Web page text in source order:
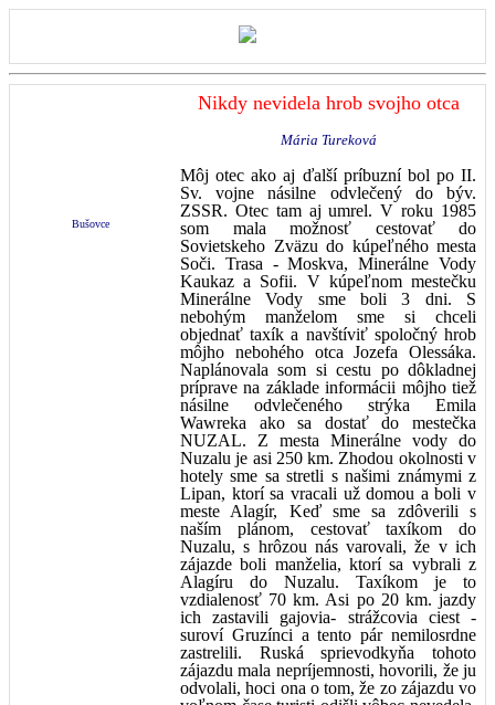
Bušovce
Nikdy nevidela hrob svojho otca
Mária Tureková
Môj otec ako aj ďalší príbuzní bol po II.
Sv. vojne násilne odvlečený do býv.
ZSSR. Otec tam aj umrel. V roku 1985
som mala možnosť cestovať do
Sovietskeho Zväzu do kúpeľného mesta
Soči. Trasa - Moskva, Minerálne Vody
Kaukaz a Sofii. V kúpeľnom mestečku
Minerálne Vody sme boli 3 dni. S
nebohým manželom sme si chceli
objednať taxík a navštíviť spoločný hrob
môjho nebohého otca Jozefa Olessáka.
Naplánovala som si cestu po dôkladnej
príprave na základe informácii môjho tiež
násilne odvlečeného strýka Emila
Wawreka ako sa dostať do mestečka
NUZAL. Z mesta Minerálne vody do
Nuzalu je asi 250 km. Zhodou okolnosti v
hotely sme sa stretli s našimi známymi z
Lipan, ktorí sa vracali už domou a boli v
meste Alagír, Keď sme sa zdôverili s
naším plánom, cestovať taxíkom do
Nuzalu, s hrôzou nás varovali, že v ich
zájazde boli manželia, ktorí sa vybrali z
Alagíru do Nuzalu. Taxíkom je to
vzdialenosť 70 km. Asi po 20 km. jazdy
ich zastavili gajovia- strážcovia ciest -
suroví Gruzínci a tento pár nemilosrdne
zastrelili. Ruská sprievodkyňa tohoto
zájazdu mala nepríjemnosti, hovorili, že ju
odvolali, hoci ona o tom, že zo zájazdu vo